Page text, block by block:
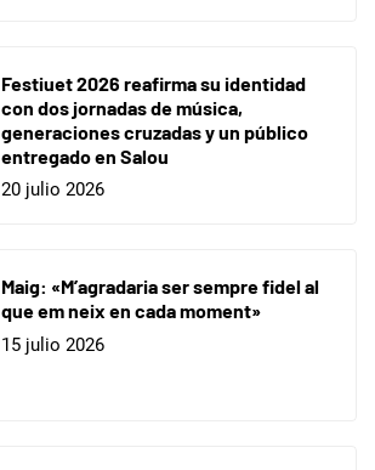
Festiuet 2026 reafirma su identidad
con dos jornadas de música,
generaciones cruzadas y un público
entregado en Salou
20 julio 2026
Maig: «M’agradaria ser sempre fidel al
que em neix en cada moment»
15 julio 2026